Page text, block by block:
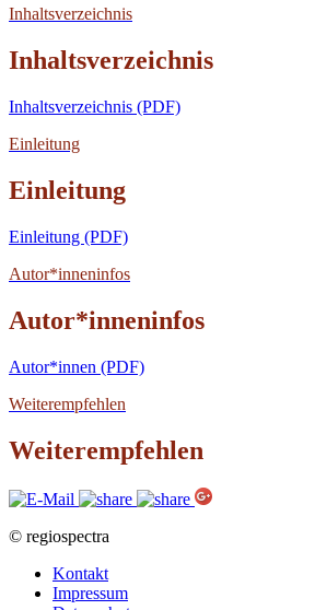
Inhaltsverzeichnis
Inhaltsverzeichnis
Inhaltsverzeichnis (PDF)
Einleitung
Einleitung
Einleitung (PDF)
Autor*inneninfos
Autor*inneninfos
Autor*innen (PDF)
Weiterempfehlen
Weiterempfehlen
© regiospectra
Kontakt
Impressum